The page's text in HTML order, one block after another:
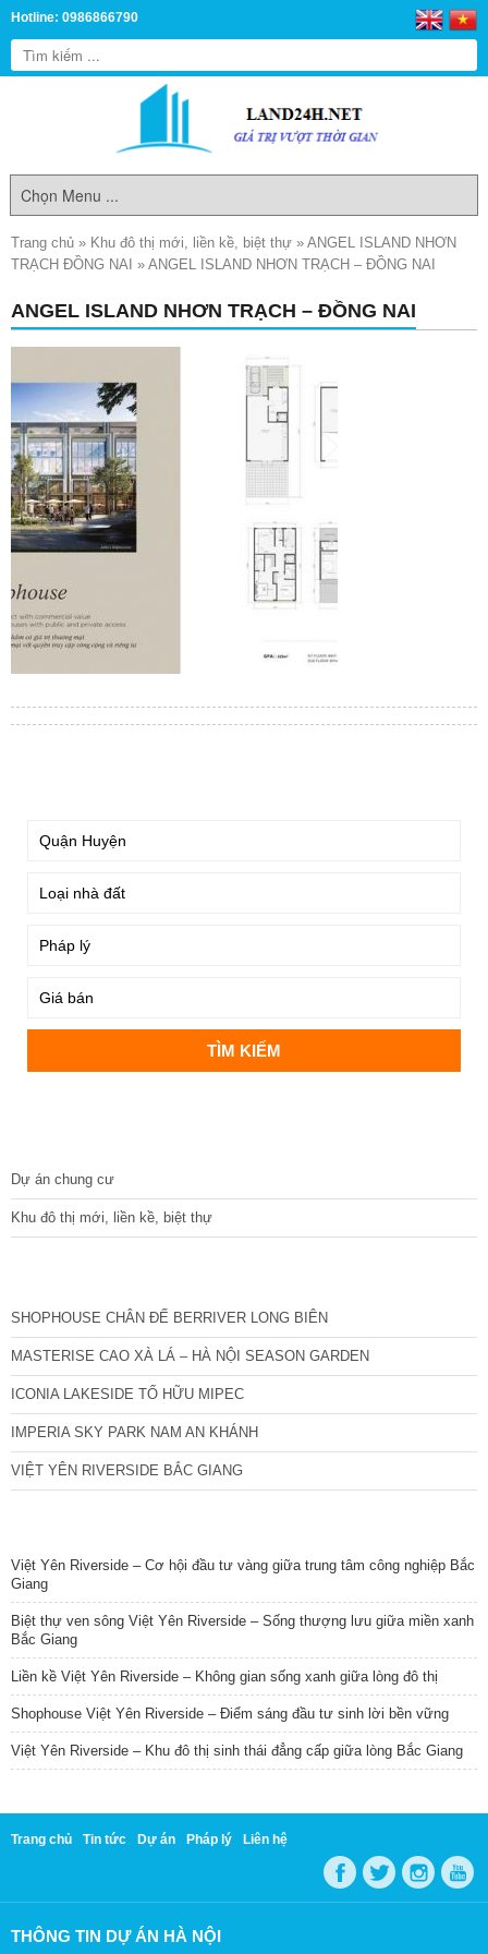
Hotline: 0986866790
Trang chủ » Khu đô thị mới, liền kề, biệt thự » ANGEL ISLAND NHƠN
TRẠCH ĐỒNG NAI » ANGEL ISLAND NHƠN TRẠCH – ĐỒNG NAI
ANGEL ISLAND NHƠN TRẠCH – ĐỒNG NAI
Dự án chung cư
Khu đô thị mới, liền kề, biệt thự
SHOPHOUSE CHÂN ĐẾ BERRIVER LONG BIÊN
MASTERISE CAO XÀ LÁ – HÀ NỘI SEASON GARDEN
ICONIA LAKESIDE TỐ HỮU MIPEC
IMPERIA SKY PARK NAM AN KHÁNH
VIỆT YÊN RIVERSIDE BẮC GIANG
Việt Yên Riverside – Cơ hội đầu tư vàng giữa trung tâm công nghiệp Bắc
Giang
Biệt thự ven sông Việt Yên Riverside – Sống thượng lưu giữa miền xanh
Bắc Giang
Liền kề Việt Yên Riverside – Không gian sống xanh giữa lòng đô thị
Shophouse Việt Yên Riverside – Điểm sáng đầu tư sinh lời bền vững
Việt Yên Riverside – Khu đô thị sinh thái đẳng cấp giữa lòng Bắc Giang
Trang chủ Tin tức Dự án Pháp lý Liên hệ
THÔNG TIN DỰ ÁN HÀ NỘI